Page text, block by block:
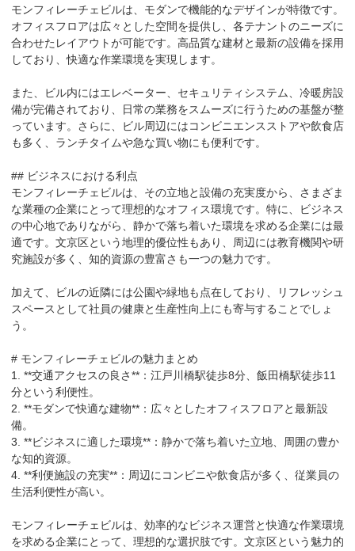
モンフィレーチェビルは、モダンで機能的なデザインが特徴です。
オフィスフロアは広々とした空間を提供し、各テナントのニーズに
合わせたレイアウトが可能です。高品質な建材と最新の設備を採用
しており、快適な作業環境を実現します。
また、ビル内にはエレベーター、セキュリティシステム、冷暖房設
備が完備されており、日常の業務をスムーズに行うための基盤が整
っています。さらに、ビル周辺にはコンビニエンスストアや飲食店
も多く、ランチタイムや急な買い物にも便利です。
## ビジネスにおける利点
モンフィレーチェビルは、その立地と設備の充実度から、さまざま
な業種の企業にとって理想的なオフィス環境です。特に、ビジネス
の中心地でありながら、静かで落ち着いた環境を求める企業には最
適です。文京区という地理的優位性もあり、周辺には教育機関や研
究施設が多く、知的資源の豊富さも一つの魅力です。
加えて、ビルの近隣には公園や緑地も点在しており、リフレッシュ
スペースとして社員の健康と生産性向上にも寄与することでしょ
う。
# モンフィレーチェビルの魅力まとめ
1. **交通アクセスの良さ**：江戸川橋駅徒歩8分、飯田橋駅徒歩11
分という利便性。
2. **モダンで快適な建物**：広々としたオフィスフロアと最新設
備。
3. **ビジネスに適した環境**：静かで落ち着いた立地、周囲の豊か
な知的資源。
4. **利便施設の充実**：周辺にコンビニや飲食店が多く、従業員の
生活利便性が高い。
モンフィレーチェビルは、効率的なビジネス運営と快適な作業環境
を求める企業にとって、理想的な選択肢です。文京区という魅力的